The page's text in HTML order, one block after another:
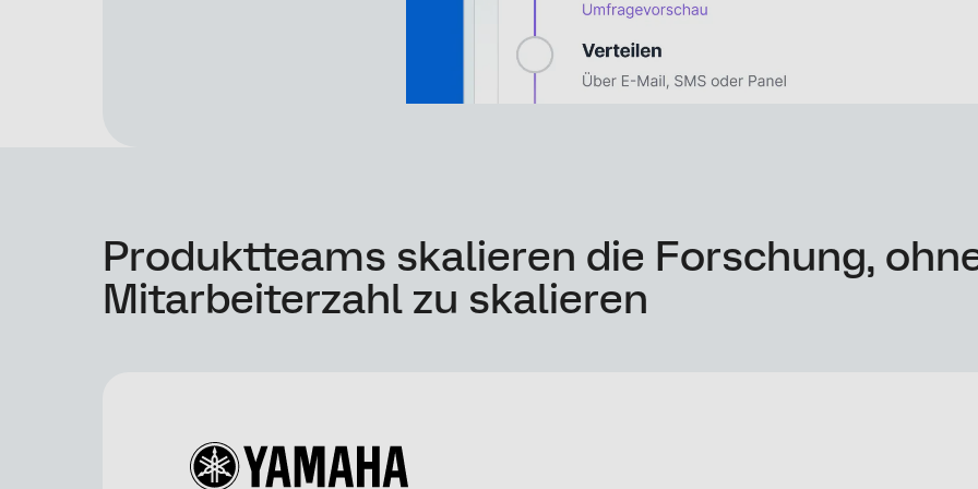
Produktteams skalieren die Forschung,
Mitarbeiterzahl zu skalieren